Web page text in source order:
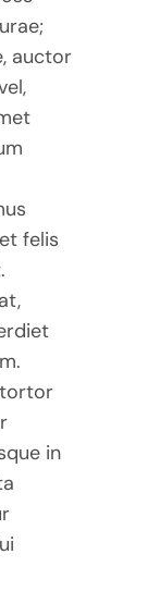
auctor
felis
in